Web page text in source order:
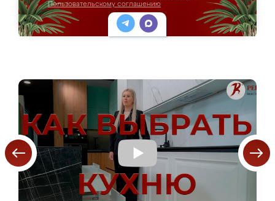
Пользовательскому соглашению